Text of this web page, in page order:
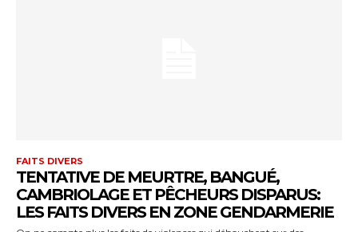
FAITS DIVERS
TENTATIVE DE MEURTRE, BANGUÉ,
CAMBRIOLAGE ET PÊCHEURS DISPARUS:
LES FAITS DIVERS EN ZONE GENDARMERIE